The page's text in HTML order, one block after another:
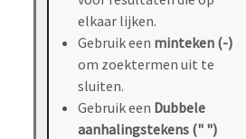
elkaar lijken.
Gebruik een minteken (-)
om zoektermen uit te
sluiten.
Gebruik een Dubbele
aanhalingstekens (" ")